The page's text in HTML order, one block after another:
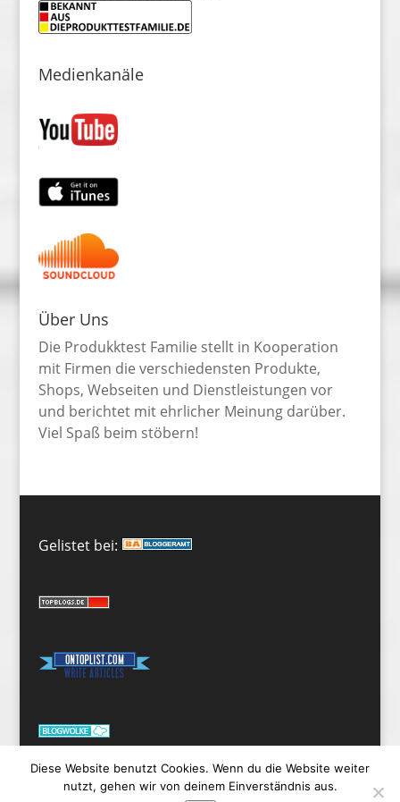
Medienkanäle
Über Uns
Die Produkktest Familie stellt in Kooperation
mit Firmen die verschiedensten Produkte,
Shops, Webseiten und Dienstleistungen vor
und berichtet mit ehrlicher Meinung darüber.
Viel Spaß beim stöbern!
Gelistet bei:
Diese Website benutzt Cookies. Wenn du die Website weiter
nutzt, gehen wir von deinem Einverständnis aus.